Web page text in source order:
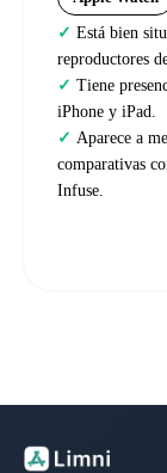
Está bien
reproductores
Tiene
iPhone y iPad.
Aparece a
comparativas
Infuse.